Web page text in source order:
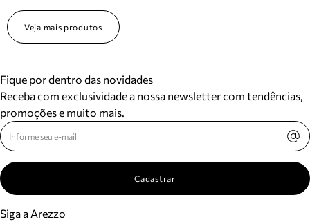
Veja mais produtos
Fique por dentro das novidades
Receba com exclusividade a nossa newsletter com tendências,
promoções e muito mais.
Cadastrar
Siga a Arezzo